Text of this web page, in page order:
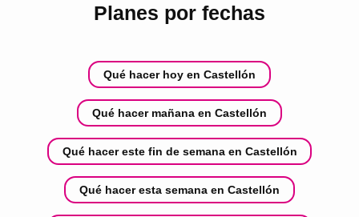
Planes por fechas
Qué hacer hoy en Castellón
Qué hacer mañana en Castellón
Qué hacer este fin de semana en Castellón
Qué hacer esta semana en Castellón